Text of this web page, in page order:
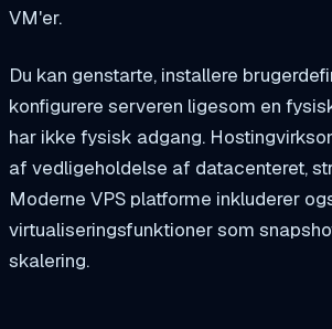
VM'er.
Du kan genstarte, installere
konfigurere serveren ligesom en
har ikke fysisk adgang.
af vedligeholdelse af datacenteret,
Moderne VPS platforme inkluderer
virtualiseringsfunktioner som
skalering.